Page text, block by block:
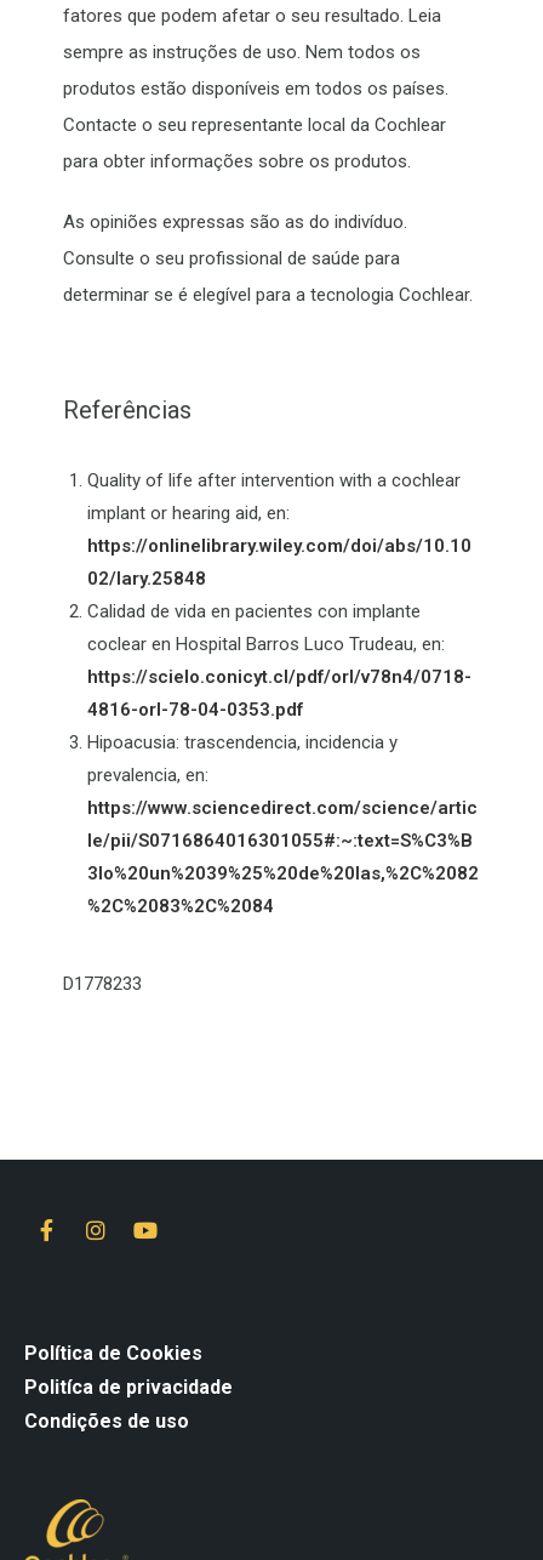
fatores que podem afetar o seu resultado. Leia
sempre as instruções de uso. Nem todos os
produtos estão disponíveis em todos os países.
Contacte o seu representante local da Cochlear
para obter informações sobre os produtos.
As opiniões expressas são as do indivíduo.
Consulte o seu profissional de saúde para
determinar se é elegível para a tecnologia Cochlear.
Referências
Quality of life after intervention with a cochlear
implant or hearing aid, en:
https://onlinelibrary.wiley.com/doi/abs/10.10
02/lary.25848
Calidad de vida en pacientes con implante
coclear en Hospital Barros Luco Trudeau, en:
https://scielo.conicyt.cl/pdf/orl/v78n4/0718-
4816-orl-78-04-0353.pdf
Hipoacusia: trascendencia, incidencia y
prevalencia, en:
https://www.sciencedirect.com/science/artic
le/pii/S0716864016301055#:~:text=S%C3%B
3lo%20un%2039%25%20de%20las,%2C%2082
%2C%2083%2C%2084
D1778233
Política de Cookies
Politíca de privacidade
Condições de uso